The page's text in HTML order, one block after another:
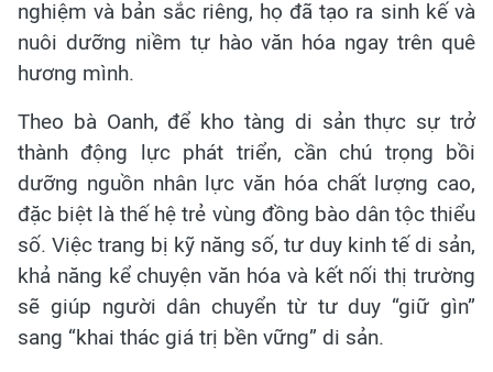
nghiệm và bản sắc riêng, họ đã tạo ra sinh kế và
nuôi dưỡng niềm tự hào văn hóa ngay trên quê
hương mình.
Theo bà Oanh, để kho tàng di sản thực sự trở
thành động lực phát triển, cần chú trọng bồi
dưỡng nguồn nhân lực văn hóa chất lượng cao,
đặc biệt là thế hệ trẻ vùng đồng bào dân tộc thiểu
số. Việc trang bị kỹ năng số, tư duy kinh tế di sản,
khả năng kể chuyện văn hóa và kết nối thị trường
sẽ giúp người dân chuyển từ tư duy “giữ gìn”
sang “khai thác giá trị bền vững” di sản.